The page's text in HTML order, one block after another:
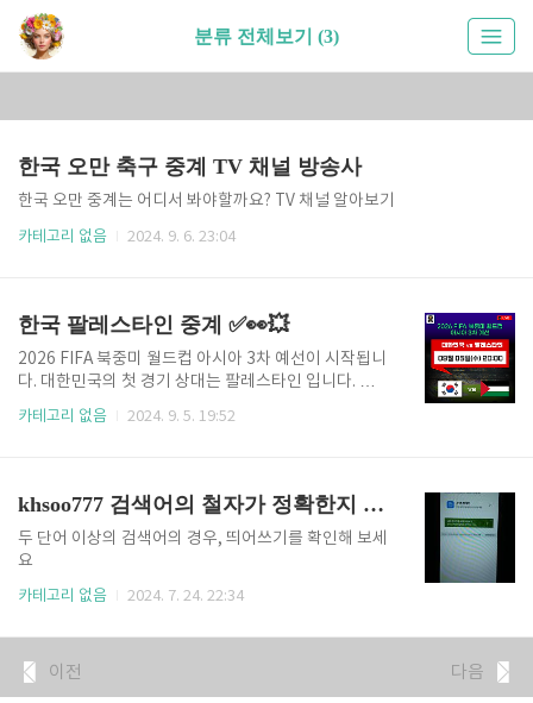
분류 전체보기 (3)
한국 오만 축구 중계 TV 채널 방송사
한국 오만 중계는 어디서 봐야할까요? TV 채널 알아보기
카테고리 없음 2024. 9. 6. 23:04
한국 팔레스타인 중계 ✅👀💥
2026 FIFA 북중미 월드컵 아시아 3차 예선이 시작됩니
다. 대한민국의 첫 경기 상대는 팔레스타인 입니다. 오
늘 2024년 9월 5일 저녁 8시에 한국 팔레스타인 축구
중계를 TV 지상파 방송 채널과 모바일에서 생중계로 시
로 생중계를 시청하세요 한국 팔레스타인 중계 바로가
기👆 한국 팔레스타인 경기 일정 한국 팔레스타인 경기
일정입니다.경기 날짜: 2024년 09월 05일 수요일경기
시간: 오후 8시경기 장소: 서울월드컵 경기장한국 팔레
스타인 중계 한국 팔레스타인 중계는 TV 지상파 방송사
1곳과 모바일 및 TV에서 볼 수 있는 OTT 서비스에서
카테고리 없음 2024. 9. 5. 19:52
khsoo777 검색어의 철자가 정확한지 확인해주세요.
두 단어 이상의 검색어의 경우, 띄어쓰기를 확인해 보세
요
카테고리 없음 2024. 7. 24. 22:34
이전 다음